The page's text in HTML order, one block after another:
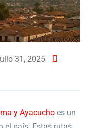
31, 2025
y Ayacucho es un